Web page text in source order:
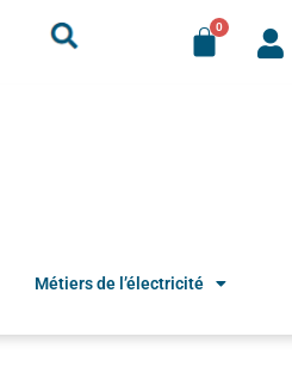
Métiers de l’électricité